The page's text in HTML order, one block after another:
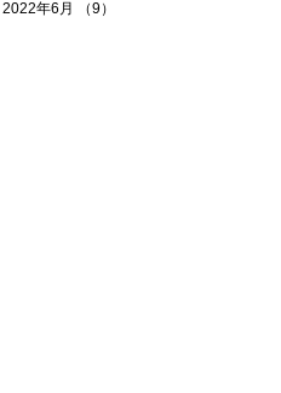
2022年6月
（9）